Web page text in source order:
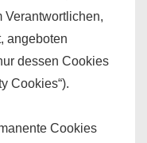
Verantwortlichen,
angeboten
dessen Cookies
Cookies“).
Cookies